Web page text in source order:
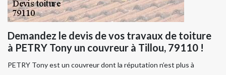
Demandez le devis de vos travaux de toiture
à PETRY Tony un couvreur à Tillou, 79110 !
PETRY Tony est un couvreur dont la réputation n’est plus à